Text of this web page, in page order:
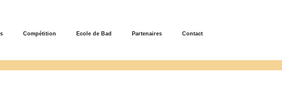
Compétition Ecole de Bad Partenaires Contact